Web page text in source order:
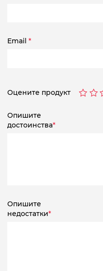
Email *
Оцените продукт
Опишите
достоинства*
Опишите
недостатки*